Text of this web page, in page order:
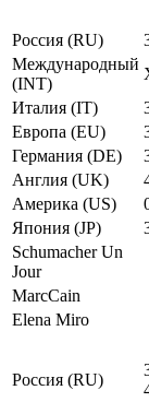
Россия (RU)
Международный
(INT)
Италия (IT)
Европа (EU)
Германия (DE)
Англия (UK)
Америка (US)
Япония (JP)
Schumacher Un
Jour
MarcCain
Elena Miro
Россия (RU)